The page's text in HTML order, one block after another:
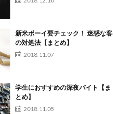
新米ボーイ要チェック！ 迷惑な客
の対処法【まとめ】
2018.11.07
学生におすすめの深夜バイト【ま
とめ】
2018.11.05